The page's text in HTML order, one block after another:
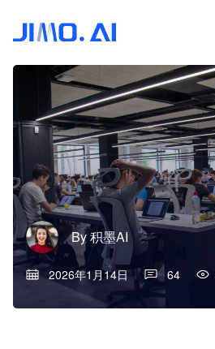
By积墨AI
2026年1月14日 64